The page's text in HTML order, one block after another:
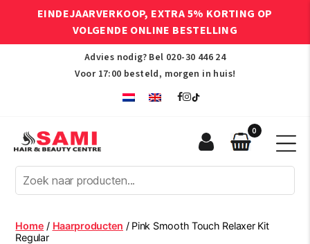
EINDEJAARVERKOOP, EXTRA 5% KORTING OP
VOLGENDE ONLINE BESTELLING
Advies nodig? Bel 020-30 446 24
Voor 17:00 besteld, morgen in huis!
Afro
Hair
Beauty
Centre
0
Home / Haarproducten / Pink Smooth Touch Relaxer Kit
Regular